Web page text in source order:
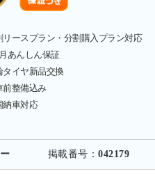
リースプラン・分割購入プラン対応
あんしん保証
タイヤ新品交換
前整備込み
納車対応
掲載番号：042179